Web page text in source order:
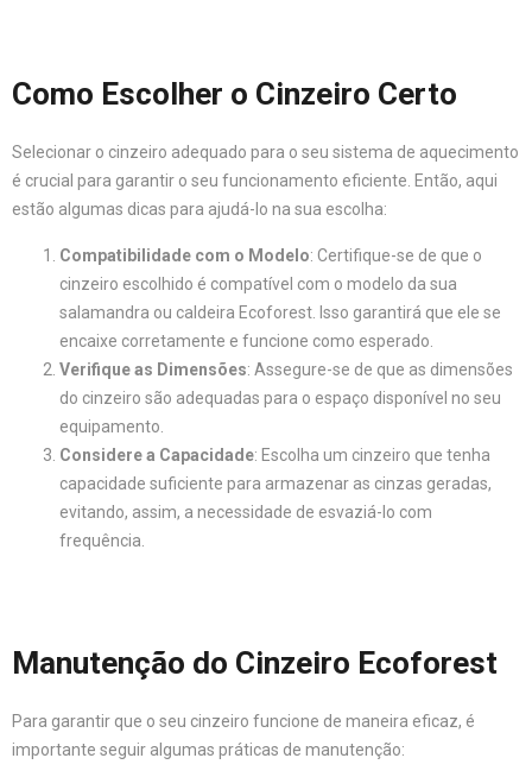
Como Escolher o Cinzeiro Certo
Selecionar o cinzeiro adequado para o seu sistema de aquecimento
é crucial para garantir o seu funcionamento eficiente. Então, aqui
estão algumas dicas para ajudá-lo na sua escolha:
Compatibilidade com o Modelo: Certifique-se de que o
cinzeiro escolhido é compatível com o modelo da sua
salamandra ou caldeira Ecoforest. Isso garantirá que ele se
encaixe corretamente e funcione como esperado.
Verifique as Dimensões: Assegure-se de que as dimensões
do cinzeiro são adequadas para o espaço disponível no seu
equipamento.
Considere a Capacidade: Escolha um cinzeiro que tenha
capacidade suficiente para armazenar as cinzas geradas,
evitando, assim, a necessidade de esvaziá-lo com
frequência.
Manutenção do Cinzeiro Ecoforest
Para garantir que o seu cinzeiro funcione de maneira eficaz, é
importante seguir algumas práticas de manutenção: